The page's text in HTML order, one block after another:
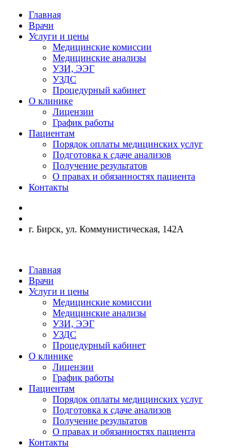
Главная
Врачи
Услуги и цены
Медицинские комиссии
Медицинские анализы
УЗИ, ЭЭГ
УЗДС
Процедурный кабинет
О клинике
Лицензии
График работы
Пациентам
Порядок оплаты медицинских услуг
Подготовка к сдаче анализов
Получение результатов
О правах и обязанностях пациента
Контакты
г. Бирск, ул. Коммунистическая, 142А
Главная
Врачи
Услуги и цены
Медицинские комиссии
Медицинские анализы
УЗИ, ЭЭГ
УЗДС
Процедурный кабинет
О клинике
Лицензии
График работы
Пациентам
Порядок оплаты медицинских услуг
Подготовка к сдаче анализов
Получение результатов
О правах и обязанностях пациента
Контакты